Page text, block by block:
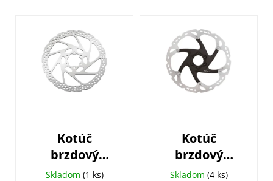
Kotúč
brzdový
SHIMANO SM-
Skladom (1 ks)
Kotúč
brzdový
SHIMANO SM-
Skladom (4 ks)